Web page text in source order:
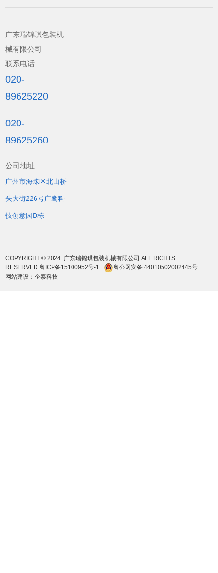
广东瑞锦琪包装机
械有限公司
联系电话
020-
89625220
020-
89625260
公司地址
广州市海珠区北山桥
头大街226号广鹰科
技创意园D栋
COPYRIGHT © 2024. 广东瑞锦琪包装机械有限公司 ALL RIGHTS
RESERVED.粤ICP备15100952号-1
粤公网安备 44010502002445号
网站建设 ：企泰科技